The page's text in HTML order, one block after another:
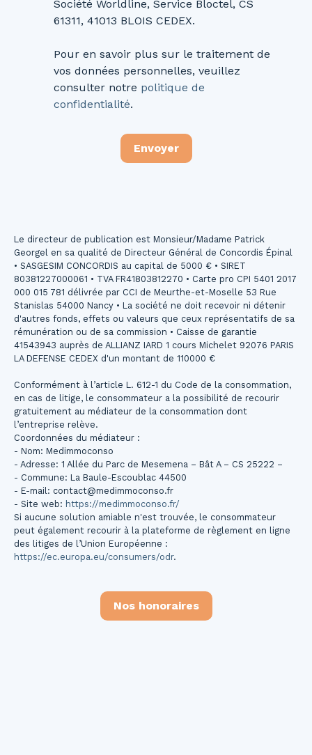
Société Worldline, Service Bloctel, CS
61311, 41013 BLOIS CEDEX.
Pour en savoir plus sur le traitement de
vos données personnelles, veuillez
consulter notre politique de
confidentialité.
Envoyer
Le directeur de publication est Monsieur/Madame Patrick
Georgel en sa qualité de Directeur Général de Concordis Épinal
• SASGESIM CONCORDIS au capital de 5000 € • SIRET
80381227000061 • TVA FR41803812270 • Carte pro CPI 5401 2017
000 015 781 délivrée par CCI de Meurthe-et-Moselle 53 Rue
Stanislas 54000 Nancy • La société ne doit recevoir ni détenir
d'autres fonds, effets ou valeurs que ceux représentatifs de sa
rémunération ou de sa commission • Caisse de garantie
41543943 auprès de ALLIANZ IARD 1 cours Michelet 92076 PARIS
LA DEFENSE CEDEX d'un montant de 110000 €
Conformément à l’article L. 612-1 du Code de la consommation,
en cas de litige, le consommateur a la possibilité de recourir
gratuitement au médiateur de la consommation dont
l’entreprise relève.
Coordonnées du médiateur :
- Nom: Medimmoconso
- Adresse: 1 Allée du Parc de Mesemena – Bât A – CS 25222 –
- Commune: La Baule-Escoublac 44500
- E-mail: contact@medimmoconso.fr
- Site web: https://medimmoconso.fr/
Si aucune solution amiable n'est trouvée, le consommateur
peut également recourir à la plateforme de règlement en ligne
des litiges de l’Union Européenne :
https://ec.europa.eu/consumers/odr.
Nos honoraires